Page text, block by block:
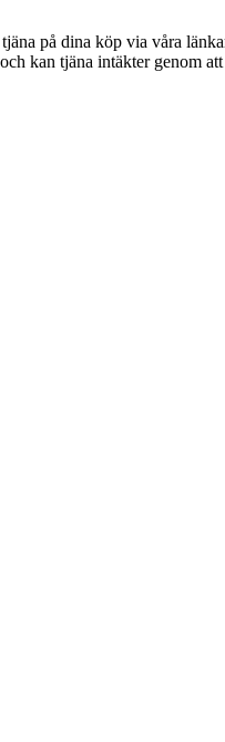
på dina köp via våra
kan tjäna intäkter genom